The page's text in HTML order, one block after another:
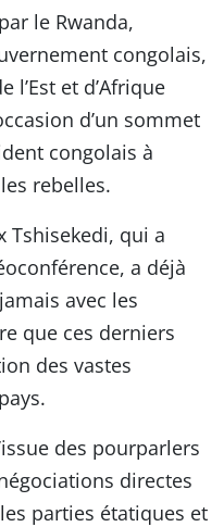
le Rwanda,
congolais,
l’Est et d’Afrique
d’un sommet
congolais à
rebelles.
Tshisekedi, qui a
a déjà
avec les
que ces derniers
des vastes
des pourparlers
directes
parties étatiques et